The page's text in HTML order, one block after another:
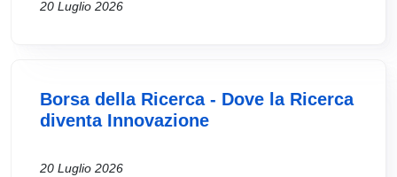
20 Luglio 2026
Borsa della Ricerca - Dove la Ricerca
diventa Innovazione
20 Luglio 2026